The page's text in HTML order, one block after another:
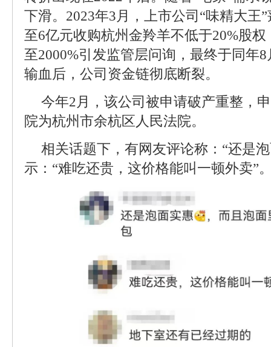
下滑。2023年3月，上市公司“味精大王
至6亿元收购杭州金羚羊不低于20%股
至2000%引发监管层问询，最终于同年
输血后，公司资金链彻底断裂。
今年2月，该公司被申请破产重整，
院为杭州市余杭区人民法院。
相关话题下，有网友评论称：“还是
示：“难吃还贵，这价格能叫一顿外卖”